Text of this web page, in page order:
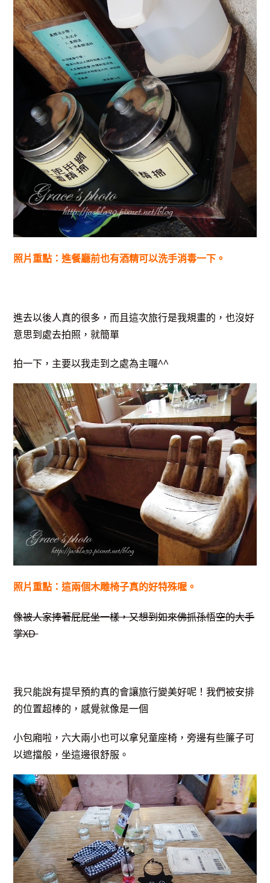
照片重點：進餐廳前也有酒精可以洗手消毒一下。
進去以後人真的很多，而且這次旅行是我規畫的，也沒好
意思到處去拍照，就簡單
拍一下，主要以我走到之處為主囉^^
照片重點：這兩個木雕椅子真的好特殊喔。
像被人家捧著屁屁坐一樣，又想到如來佛抓孫悟空的大手
掌XD
我只能說有提早預約真的會讓旅行變美好呢！我們被安排
的位置超棒的，感覺就像是一個
小包廂啦，六大兩小也可以拿兒童座椅，旁邊有些簾子可
以遮擋般，坐這邊很舒服。